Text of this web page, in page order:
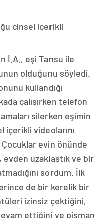
cinsel içerikli
İ.A., eşi Tansu ile
olduğunu söyledi.
kullandığı
çalışırken telefon
silerken eşimin
içerikli videolarını
evin önünde
evden uzaklaştık ve bir
sordum. İlk
de bir kerelik bir
izinsiz çektiğini,
ettiğini ve pişman